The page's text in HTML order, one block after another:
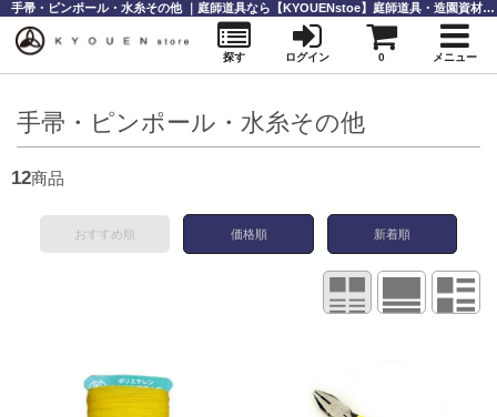
手帚・ピンポール・水糸その他
12商品
おすすめ順 価格順 新着順
手帚・ピンポール・水糸その他 ｜庭師道具なら【KYOUENstoe】庭師道具・造園資材の販売と通販
探す ログイン 0 メニュー